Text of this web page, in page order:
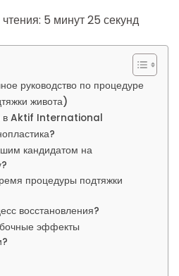
5 минут 25 секунд
руководство по процедуре
живота)
в Aktif International
кандидатом на
процедуры подтяжки
восстановления?
эффекты